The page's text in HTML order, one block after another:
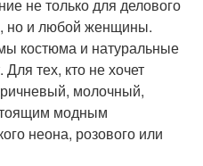
не только для делового
но и любой женщины.
костюма и натуральные
тех, кто не хочет
молочный,
модным
неона, розового или